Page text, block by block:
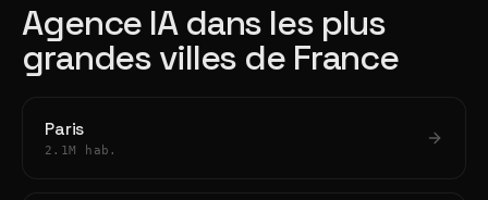
Agence IA dans les plus
grandes villes de France
Paris
2.1M hab.